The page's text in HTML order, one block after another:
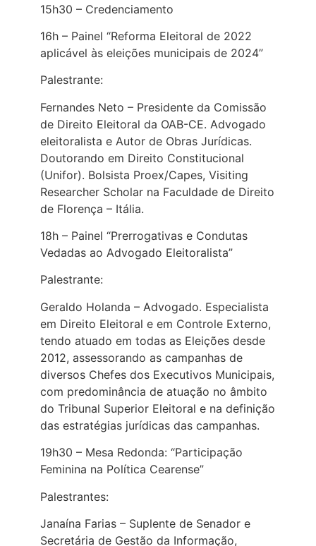
15h30 – Credenciamento
16h – Painel “Reforma Eleitoral de 2022
aplicável às eleições municipais de 2024”
Palestrante:
Fernandes Neto – Presidente da Comissão
de Direito Eleitoral da OAB-CE. Advogado
eleitoralista e Autor de Obras Jurídicas.
Doutorando em Direito Constitucional
(Unifor). Bolsista Proex/Capes, Visiting
Researcher Scholar na Faculdade de Direito
de Florença – Itália.
18h – Painel “Prerrogativas e Condutas
Vedadas ao Advogado Eleitoralista”
Palestrante:
Geraldo Holanda – Advogado. Especialista
em Direito Eleitoral e em Controle Externo,
tendo atuado em todas as Eleições desde
2012, assessorando as campanhas de
diversos Chefes dos Executivos Municipais,
com predominância de atuação no âmbito
do Tribunal Superior Eleitoral e na definição
das estratégias jurídicas das campanhas.
19h30 – Mesa Redonda: “Participação
Feminina na Política Cearense”
Palestrantes:
Janaína Farias – Suplente de Senador e
Secretária de Gestão da Informação,